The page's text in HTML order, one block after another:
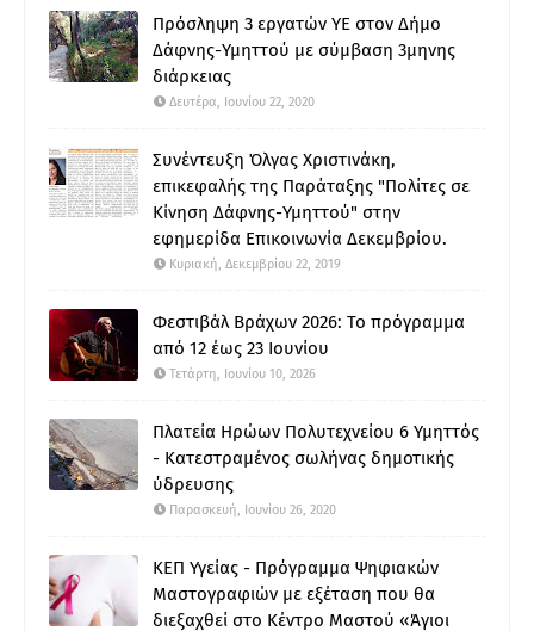
Πρόσληψη 3 εργατών ΥΕ στον Δήμο
Δάφνης-Υμηττού με σύμβαση 3μηνης
διάρκειας
Δευτέρα, Ιουνίου 22, 2020
Συνέντευξη Όλγας Χριστινάκη,
επικεφαλής της Παράταξης "Πολίτες σε
Κίνηση Δάφνης-Υμηττού" στην
εφημερίδα Επικοινωνία Δεκεμβρίου.
Κυριακή, Δεκεμβρίου 22, 2019
Φεστιβάλ Βράχων 2026: Το πρόγραμμα
από 12 έως 23 Ιουνίου
Τετάρτη, Ιουνίου 10, 2026
Πλατεία Ηρώων Πολυτεχνείου 6 Υμηττός
- Κατεστραμένος σωλήνας δημοτικής
ύδρευσης
Παρασκευή, Ιουνίου 26, 2020
ΚΕΠ Υγείας - Πρόγραμμα Ψηφιακών
Μαστογραφιών με εξέταση που θα
διεξαχθεί στο Κέντρο Μαστού «Άγιοι